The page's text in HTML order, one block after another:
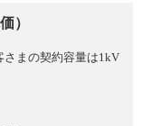
）
さまの契約容量は1kV